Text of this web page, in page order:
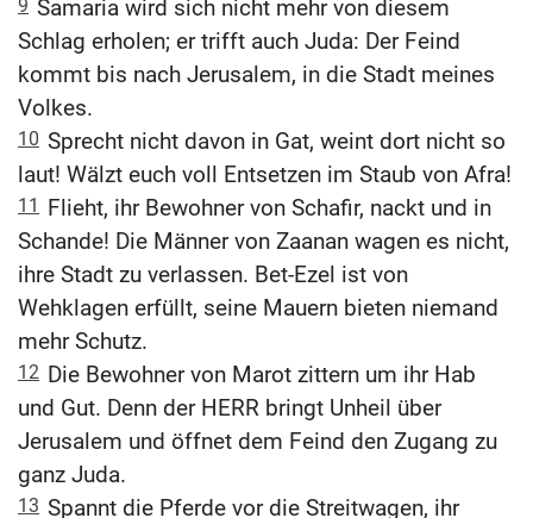
9 Samaria wird sich nicht mehr von diesem
Schlag erholen; er trifft auch Juda: Der Feind
kommt bis nach Jerusalem, in die Stadt meines
Volkes.
10 Sprecht nicht davon in Gat, weint dort nicht so
laut! Wälzt euch voll Entsetzen im Staub von Afra!
11 Flieht, ihr Bewohner von Schafir, nackt und in
Schande! Die Männer von Zaanan wagen es nicht,
ihre Stadt zu verlassen. Bet-Ezel ist von
Wehklagen erfüllt, seine Mauern bieten niemand
mehr Schutz.
12 Die Bewohner von Marot zittern um ihr Hab
und Gut. Denn der HERR bringt Unheil über
Jerusalem und öffnet dem Feind den Zugang zu
ganz Juda.
13 Spannt die Pferde vor die Streitwagen, ihr